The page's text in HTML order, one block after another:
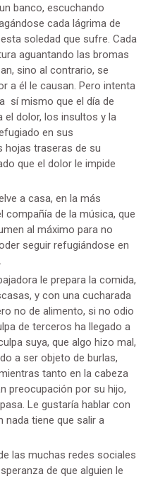
banco, escuchando
cada lágrima de
soledad que sufre. Cada
aguantando las bromas
sino al contrario, se
a él le causan. Pero intenta
sí mismo que el día de
el dolor, los insultos y la
en sus
hojas traseras de su
que el dolor le impide
a casa, en la más
de la música, que
al máximo para no
seguir refugiándose en
le prepara la comida,
y con una cucharada
no de alimento, si no odio
de terceros ha llegado a
suya, que algo hizo mal,
a ser objeto de burlas,
tanto en la cabeza
preocupación por su hijo,
Le gustaría hablar con
nada tiene que salir a
las muchas redes sociales
de que alguien le